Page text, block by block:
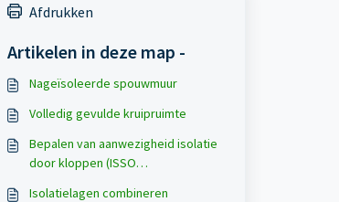
Afdrukken
Artikelen in deze map -
Nageïsoleerde spouwmuur
Volledig gevulde kruipruimte
Bepalen van aanwezigheid isolatie
door kloppen (ISSO
Isolatielagen combineren